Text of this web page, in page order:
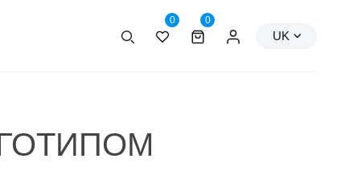
Пошук
0 0
Персональні дані
UK